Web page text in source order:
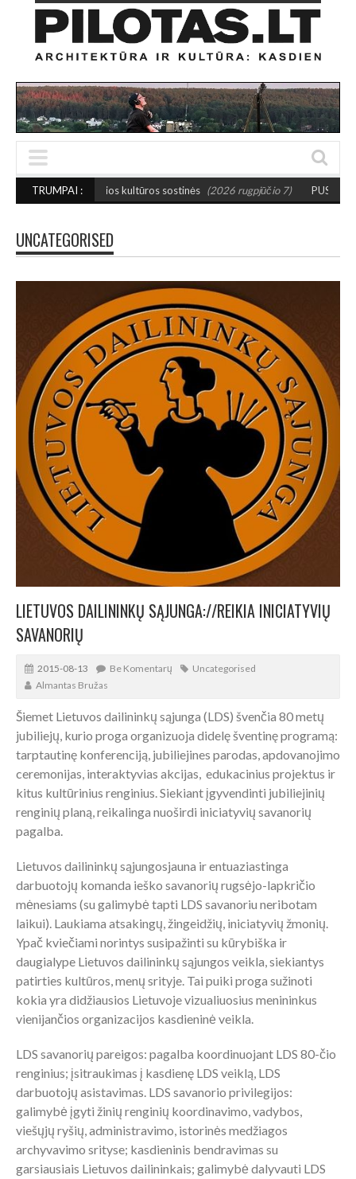
TRUMPAI :
kultūros sostinės (2026 rugpjūčio 7) PUSIAUSVYROS AKTAS
UNCATEGORISED
LIETUVOS DAILININKŲ SĄJUNGA://REIKIA INICIATYVIŲ
SAVANORIŲ
2015-08-13 Be Komentarų
Uncategorised
Almantas Bružas
Šiemet Lietuvos dailininkų sąjunga (LDS) švenčia 80 metų
jubiliejų, kurio proga organizuoja didelę šventinę programą:
tarptautinę konferenciją, jubiliejines parodas, apdovanojimo
ceremonijas, interaktyvias akcijas, edukacinius projektus ir
kitus kultūrinius renginius. Siekiant įgyvendinti jubiliejinių
renginių planą, reikalinga nuoširdi iniciatyvių savanorių
pagalba.
Lietuvos dailininkų sąjungosjauna ir entuaziastinga
darbuotojų komanda ieško savanorių rugsėjo-lapkričio
mėnesiams (su galimybė tapti LDS savanoriu neribotam
laikui). Laukiama atsakingų, žingeidžių, iniciatyvių žmonių.
Ypač kviečiami norintys susipažinti su kūrybiška ir
daugialype Lietuvos dailininkų sąjungos veikla, siekiantys
patirties kultūros, menų srityje. Tai puiki proga sužinoti
kokia yra didžiausios Lietuvoje vizualiuosius menininkus
vienijančios organizacijos kasdieninė veikla.
LDS savanorių pareigos: pagalba koordinuojant LDS 80-čio
renginius; įsitraukimas į kasdienę LDS veiklą, LDS
darbuotojų asistavimas. LDS savanorio privilegijos:
galimybė įgyti žinių renginių koordinavimo, vadybos,
viešųjų ryšių, administravimo, istorinės medžiagos
archyvavimo srityse; kasdieninis bendravimas su
garsiausiais Lietuvos dailininkais; galimybė dalyvauti LDS